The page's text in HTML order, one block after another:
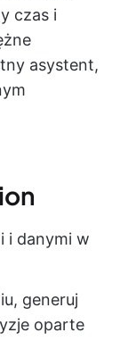
czas i
asystent,
i danymi w
generuj
oparte